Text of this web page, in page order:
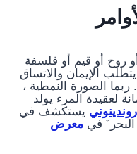
روح أو قيم أو فلسفة
الإيمان والاتساق
الصورة النمطية ،
لعقيدة المرء يولد
يستكشف في
في معرض